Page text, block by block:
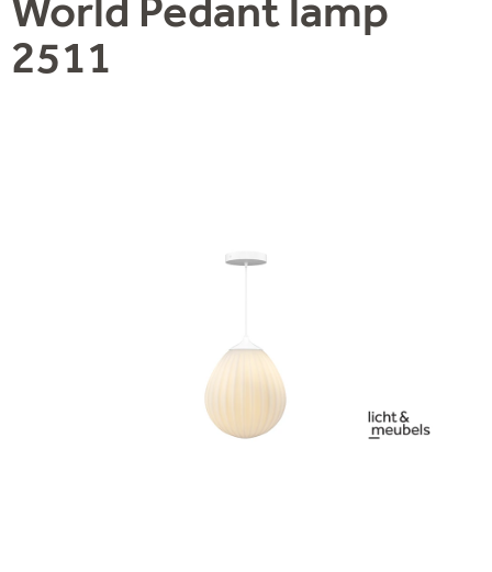
World Pedant lamp
2511